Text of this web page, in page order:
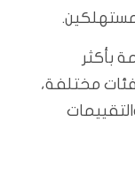
بأكثر
مختلفة،